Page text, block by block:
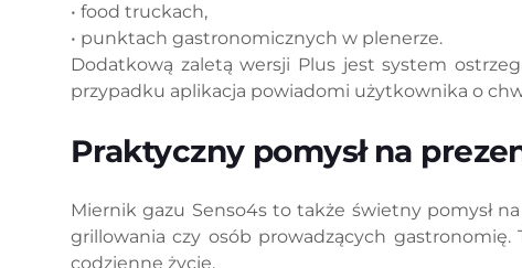
• food truckach,
• punktach gastronomicznych w plenerze.
Dodatkową zaletą wersji Plus jest system
przypadku aplikacja powiadomi użytkownika o
Praktyczny pomysł na
Miernik gazu Senso4s to także świetny pomysł
grillowania czy osób prowadzących gastronomię.
codzienne życie.